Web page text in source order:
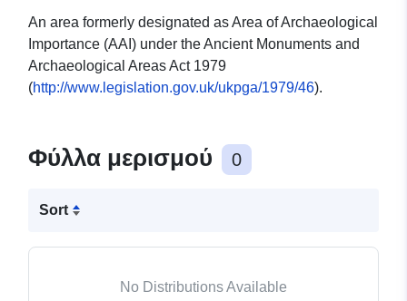
An area formerly designated as Area of Archaeological
Importance (AAI) under the Ancient Monuments and
Archaeological Areas Act 1979
(http://www.legislation.gov.uk/ukpga/1979/46).
Φύλλα μερισμού 0
Sort
No Distributions Available